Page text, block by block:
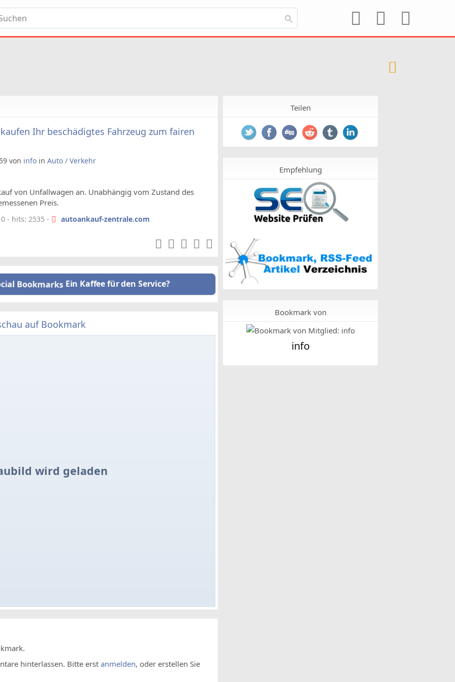
Ihr beschädigtes Fahrzeug zum fairen
von info in Auto / Verkehr
von Unfallwagen an. Unabhängig vom Zustand des
Preis.
- hits: 2535 - autoankauf-zentrale.com
Ein Kaffee für den Service?
auf Bookmark
wird geladen
hinterlassen. Bitte erst anmelden, oder erstellen Sie
Teilen
Empfehlung
Bookmark von
info